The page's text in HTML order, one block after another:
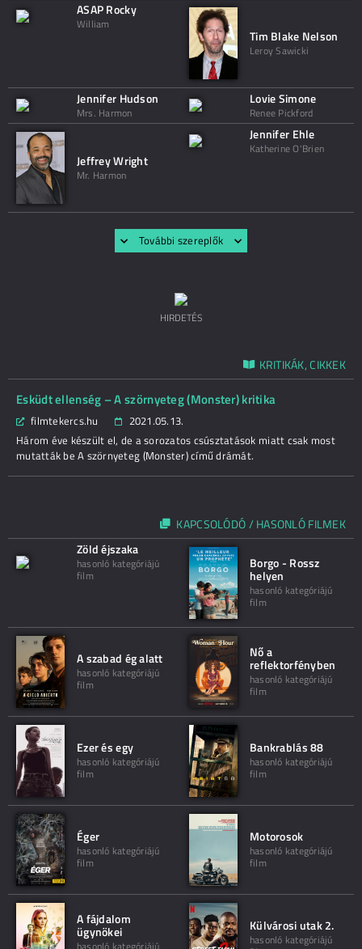
ASAP Rocky
William
Tim Blake Nelson
Leroy Sawicki
Jennifer Hudson
Mrs. Harmon
Lovie Simone
Renee Pickford
Jeffrey Wright
Mr. Harmon
Jennifer Ehle
Katherine O'Brien
További szereplők
HIRDETÉS
KRITIKÁK, CIKKEK
Esküdt ellenség – A szörnyeteg (Monster) kritika
filmtekercs.hu
2021.05.13.
Három éve készült el, de a sorozatos csúsztatások miatt csak most
mutatták be A szörnyeteg (Monster) című drámát.
KAPCSOLÓDÓ / HASONLÓ FILMEK
Zöld éjszaka
hasonló kategóriájú
film
Borgo - Rossz
helyen
hasonló kategóriájú
film
A szabad ég alatt
hasonló kategóriájú
film
Nő a
reflektorfényben
hasonló kategóriájú
film
Ezer és egy
hasonló kategóriájú
film
Bankrablás 88
hasonló kategóriájú
film
Éger
hasonló kategóriájú
film
Motorosok
hasonló kategóriájú
film
A fájdalom
ügynökei Külvárosi utak 2.
hasonló kategóriájú